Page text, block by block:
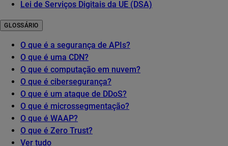
Lei de Serviços Digitais da UE (DSA)
GLOSSÁRIO
O que é a segurança de APIs?
O que é uma CDN?
O que é computação em nuvem?
O que é cibersegurança?
O que é um ataque de DDoS?
O que é microssegmentação?
O que é WAAP?
O que é Zero Trust?
Ver tudo